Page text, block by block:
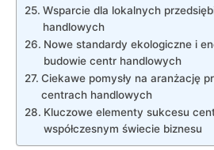
Wsparcie dla lokalnych
‍handlowych
Nowe standardy ekologiczne i
budowie⁤ centr handlowych
Ciekawe pomysły na aranżację
centrach handlowych
Kluczowe ‍elementy sukcesu
współczesnym świecie biznesu